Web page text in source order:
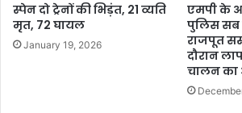
स्पेन दो ट्रेनों की भिड़ंत, 21 व्यति
मृत, 72 घायल
January 19, 2026
एमपी के
पुलिस सब
राजपूत
दौरान
चालन का